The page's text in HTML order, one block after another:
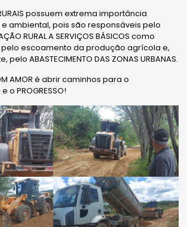
RURAIS possuem extrema importância
ambiental, pois são responsáveis pelo
RURAL A SERVIÇOS BÁSICOS como
peloescoamento da produção agrícola e,
ABASTECIMENTO DAS ZONAS URBANAS.
AMOR é abrir caminhos para o
e o PROGRESSO!